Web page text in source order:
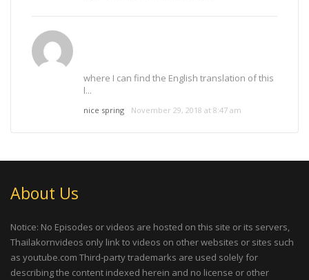
where I can find the English translation of this
l...
nice spring November 29, 2018 at 8:47 am
About Us
Notice: No Episodes or videos are hosted on this site or its servers,
Thailakornvideos only link to videos on other websites or sites such
as youtube.com Third-party trademarks are used solely for
describing the content indexed herein and no license or other